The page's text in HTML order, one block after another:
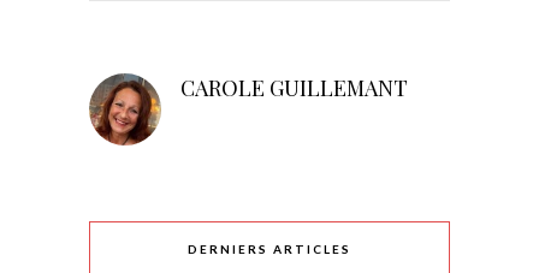
CAROLE GUILLEMANT
DERNIERS ARTICLES